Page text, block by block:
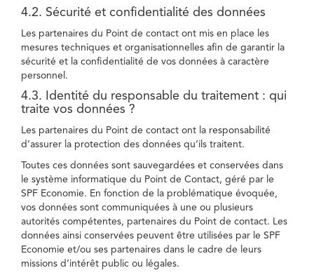
4.2. Sécurité et confidentialité des données
Les partenaires du Point de contact ont mis en place les
mesures techniques et organisationnelles afin de garantir la
sécurité et la confidentialité de vos données à caractère
personnel.
4.3. Identité du responsable du traitement : qui
traite vos données ?
Les partenaires du Point de contact ont la responsabilité
d’assurer la protection des données qu’ils traitent.
Toutes ces données sont sauvegardées et conservées dans
le système informatique du Point de Contact, géré par le
SPF Economie. En fonction de la problématique évoquée,
vos données sont communiquées à une ou plusieurs
autorités compétentes, partenaires du Point de contact. Les
données ainsi conservées peuvent être utilisées par le SPF
Economie et/ou ses partenaires dans le cadre de leurs
missions d’intérêt public ou légales.